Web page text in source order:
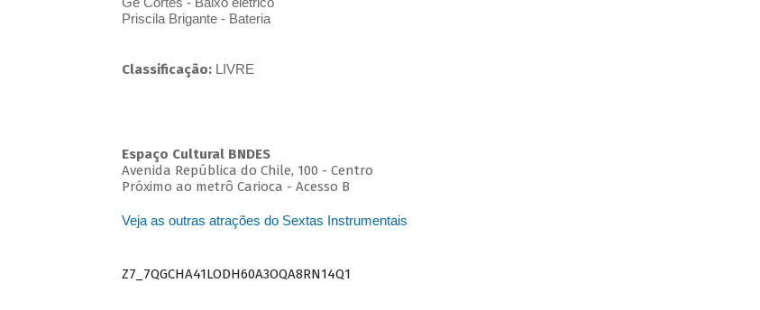
Priscila Brigante - Bateria
Classificação: LIVRE
Espaço Cultural BNDES
Avenida República do Chile, 100 - Centro
Próximo ao metrô Carioca - Acesso B
Veja as outras atrações do Sextas Instrumentais
Z7_7QGCHA41LODH60A3OQA8RN14Q1